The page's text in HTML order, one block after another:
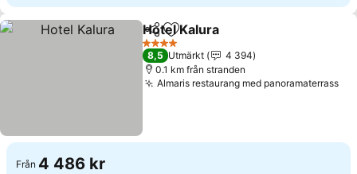
Dela Lägg till i Mina Favoriter
Hotel Kalura
4 Stjärnor
8,5 Utmärkt
4 394
0.1 km från stranden
Almaris restaurang med panoramaterrass
Från 4 486 kr